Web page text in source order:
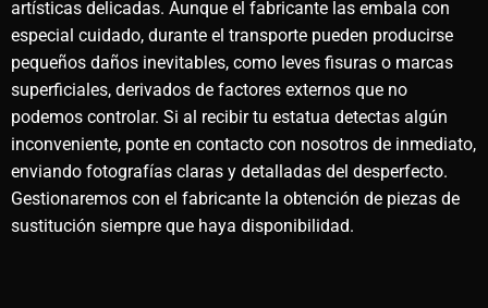
artísticas delicadas. Aunque el fabricante las embala con
especial cuidado, durante el transporte pueden producirse
pequeños daños inevitables, como leves fisuras o marcas
superficiales, derivados de factores externos que no
podemos controlar. Si al recibir tu estatua detectas algún
inconveniente, ponte en contacto con nosotros de inmediato,
enviando fotografías claras y detalladas del desperfecto.
Gestionaremos con el fabricante la obtención de piezas de
sustitución siempre que haya disponibilidad.